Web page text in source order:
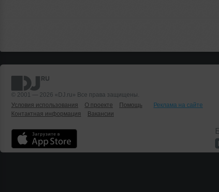
© 2001 — 2026 «DJ.ru» Все права защищены.
Условия использования
О проекте Помощь
Реклама на сайте
Контактная информация
Вакансии